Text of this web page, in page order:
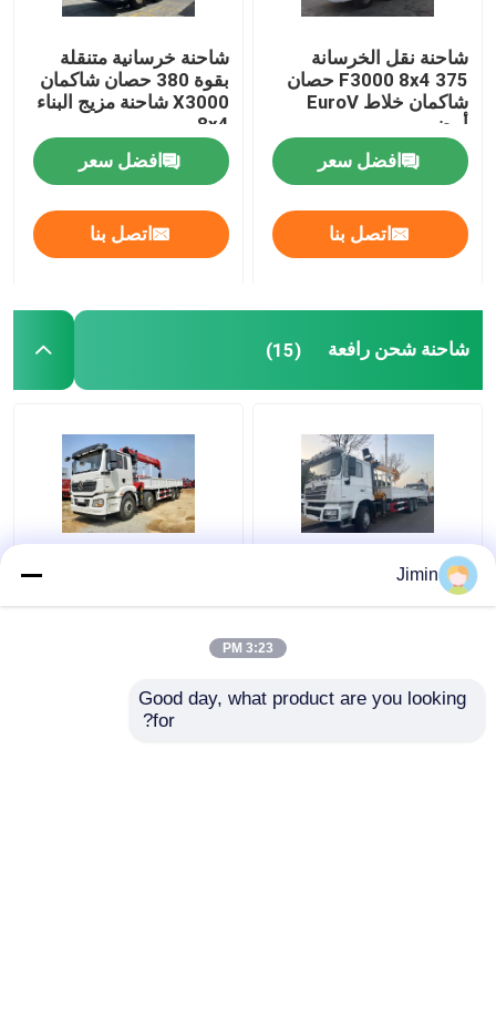
شاحنة نقل الخرسانة
F3000 8x4 375 حصان
شاكمان خلاط EuroV
أبيض
افضل سعر
اتصل بنا
شاحنة خرسانية متنقلة
بقوة 380 حصان شاكمان
X3000 شاحنة مزيج البناء
8x4 يورو
افضل سعر
اتصل بنا
شاحنة شحن رافعة (15)
2
Jimin
3:23 PM
Good day, what product are you looking
for?